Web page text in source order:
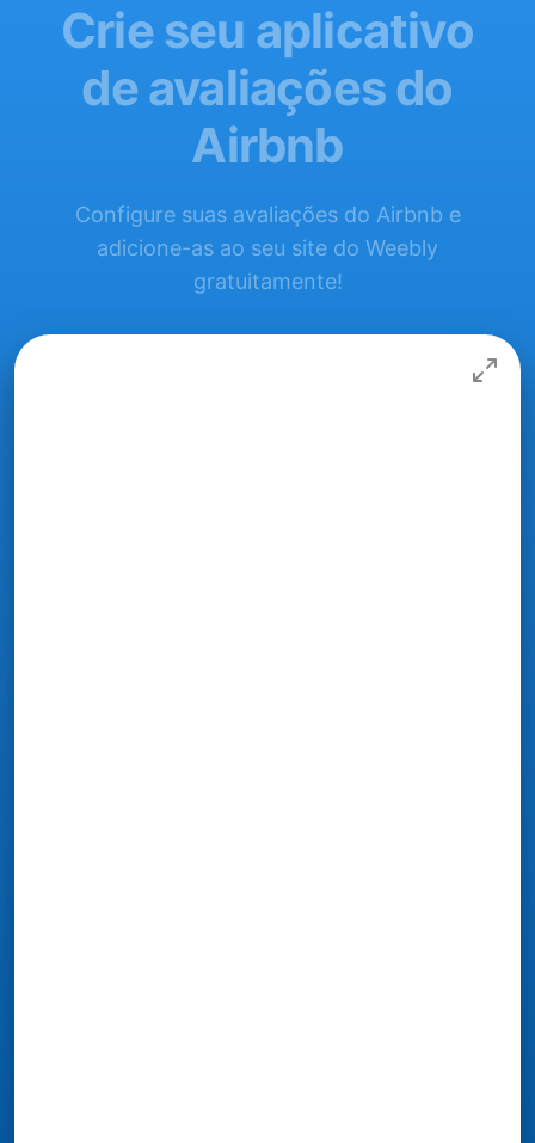
Crie seu aplicativo
de avaliações do
Airbnb
Configure suas avaliações do Airbnb e
adicione-as ao seu site do Weebly
gratuitamente!